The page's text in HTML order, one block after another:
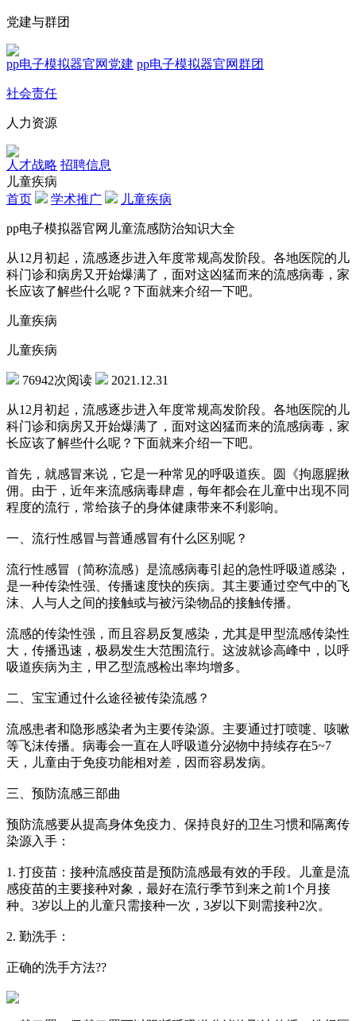
党建与群团
pp电子模拟器官网党建 pp电子模拟器官网群团
社会责任
人力资源
人才战略 招聘信息
儿童疾病
首页
学术推广 儿童疾病
pp电子模拟器官网儿童流感防治知识大全
从12月初起，流感逐步进入年度常规高发阶段。各地医院的儿
科门诊和病房又开始爆满了，面对这凶猛而来的流感病毒，家
长应该了解些什么呢？下面就来介绍一下吧。
儿童疾病
儿童疾病
76942次阅读 2021.12.31
从12月初起，流感逐步进入年度常规高发阶段。各地医院的儿
科门诊和病房又开始爆满了，面对这凶猛而来的流感病毒，家
长应该了解些什么呢？下面就来介绍一下吧。
首先，就感冒来说，它是一种常见的呼吸道疾。圆《拘愿腥揪
佣。由于，近年来流感病毒肆虐，每年都会在儿童中出现不同
程度的流行，常给孩子的身体健康带来不利影响。
一、流行性感冒与普通感冒有什么区别呢？
流行性感冒（简称流感）是流感病毒引起的急性呼吸道感染，
是一种传染性强、传播速度快的疾病。其主要通过空气中的飞
沫、人与人之间的接触或与被污染物品的接触传播。
流感的传染性强，而且容易反复感染，尤其是甲型流感传染性
大，传播迅速，极易发生大范围流行。这波就诊高峰中，以呼
吸道疾病为主，甲乙型流感检出率均增多。
二、宝宝通过什么途径被传染流感？
流感患者和隐形感染者为主要传染源。主要通过打喷嚏、咳嗽
等飞沫传播。病毒会一直在人呼吸道分泌物中持续存在5~7
天，儿童由于免疫功能相对差，因而容易发病。
三、预防流感三部曲
预防流感要从提高身体免疫力、保持良好的卫生习惯和隔离传
染源入手：
1. 打疫苗：接种流感疫苗是预防流感最有效的手段。儿童是流
感疫苗的主要接种对象，最好在流行季节到来之前1个月接
种。3岁以上的儿童只需接种一次，3岁以下则需接种2次。
2. 勤洗手：
正确的洗手方法??